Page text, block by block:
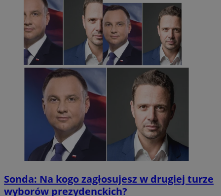
Sonda: Na kogo zagłosujesz w drugiej turze
wyborów prezydenckich?